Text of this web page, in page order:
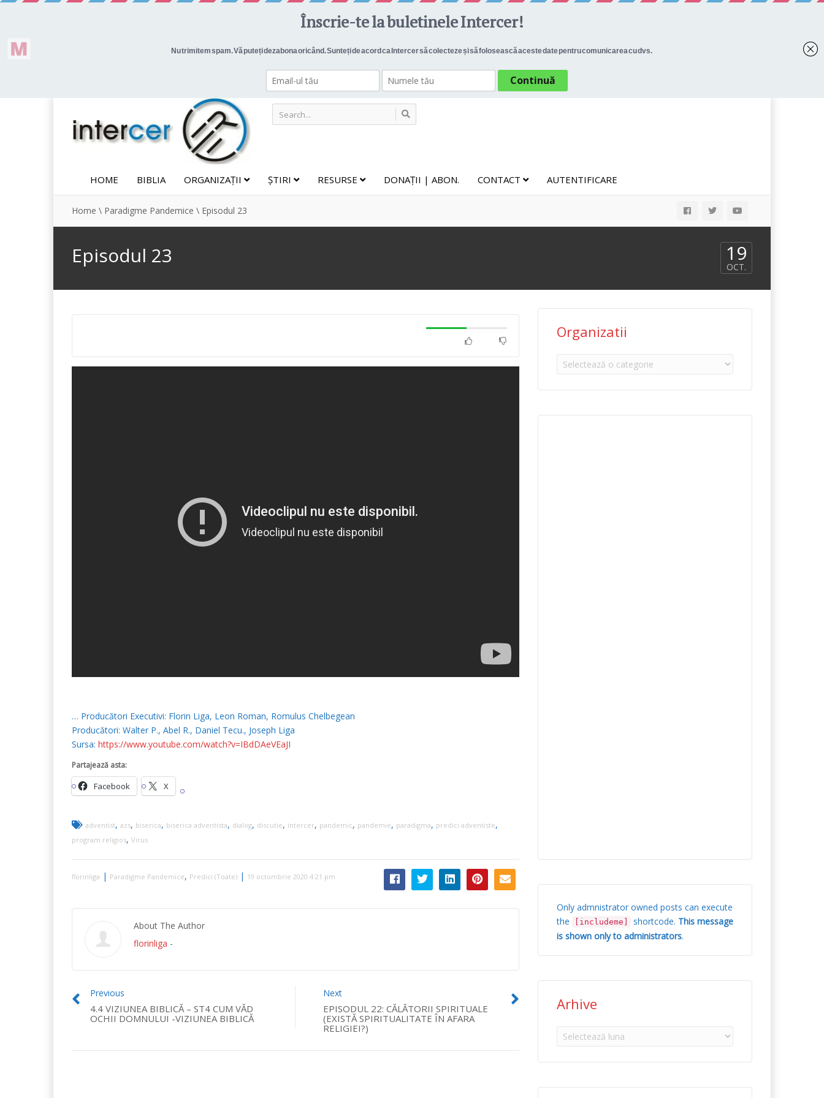
HOME BIBLIA ORGANIZAȚII ȘTIRI RESURSE DONAȚII | ABON. CONTACT AUTENTIFICARE
Home \ Paradigme Pandemice \ Episodul 23
Episodul 23 19
OCT.
… Producători Executivi: Florin Liga, Leon Roman, Romulus Chelbegean
Producători: Walter P., Abel R., Daniel Tecu., Joseph Liga
Sursa: https://www.youtube.com/watch?v=IBdDAeVEaJI
Partajează asta:
Facebook X
adventist, azs, biserica, biserica adventista, dialog, discutie, intercer, pandemic, pandemie, paradigma, predici adventiste,
program religios, Virus
florinliga | Paradigme Pandemice, Predici (Toate) | 19 octombrie 2020 4:21 pm
About The Author
florinliga -
Previous
4.4 VIZIUNEA BIBLICĂ – ST4 CUM VĂD
OCHII DOMNULUI -VIZIUNEA BIBLICĂ
Next
EPISODUL 22: CĂLĂTORII SPIRITUALE
(EXISTĂ SPIRITUALITATE ÎN AFARA
RELIGIEI?)
Organizatii
Organizatii
Only admnistrator owned posts can execute
the
[includeme] shortcode. This message
is shown only to administrators.
Arhive
Arhive